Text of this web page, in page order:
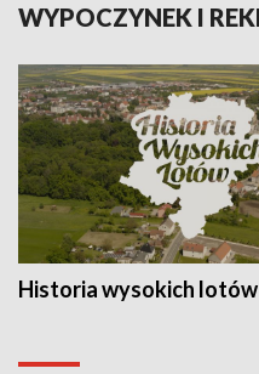
WYPOCZYNEK I
Historia wysokich lotów